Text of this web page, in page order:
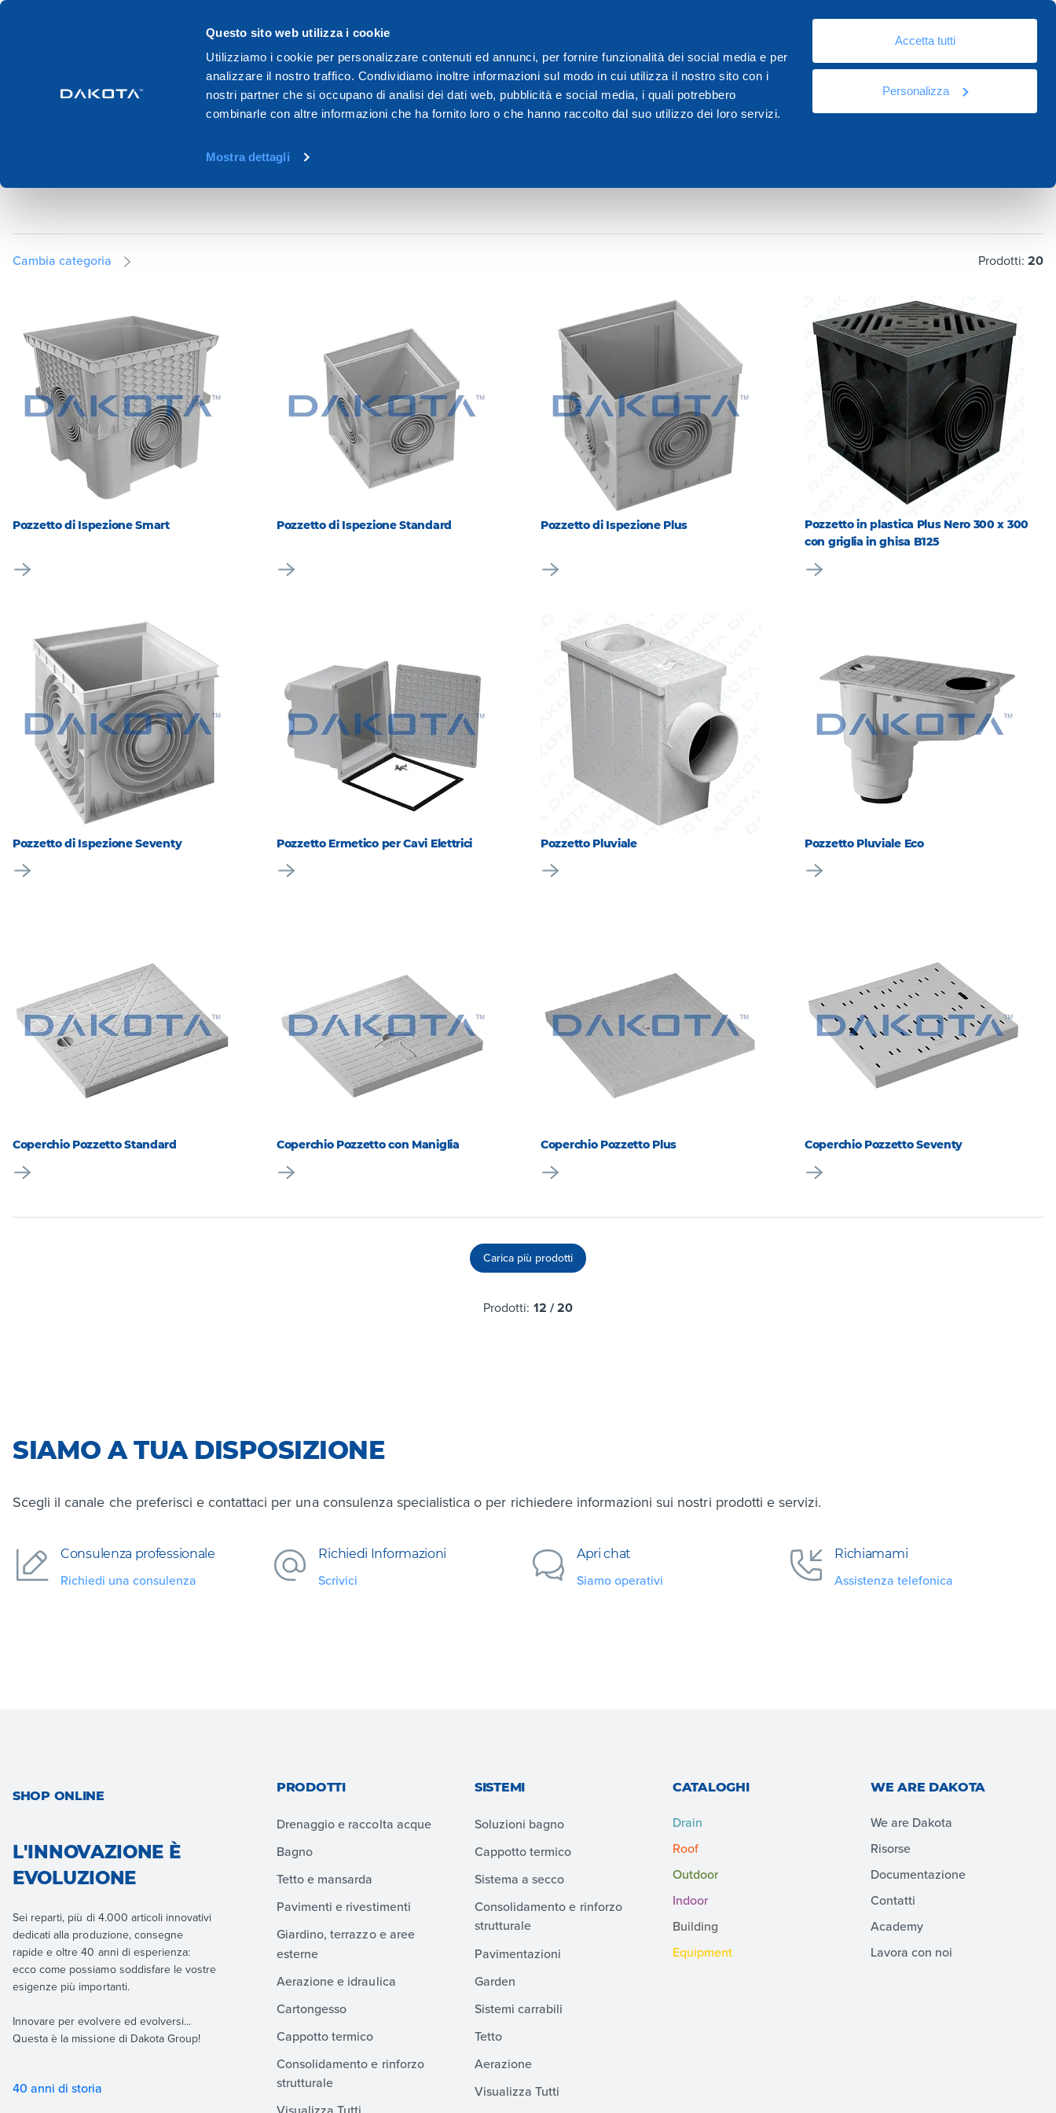
Questo sito web utilizza i cookie
Utilizziamo i cookie per personalizzare contenuti ed annunci, per fornire funzionalità dei social media e per
analizzare il nostro traffico. Condividiamo inoltre informazioni sul modo in cui utilizza il nostro sito con i
nostri partner che si occupano di analisi dei dati web, pubblicità e social media, i quali potrebbero
combinarle con altre informazioni che ha fornito loro o che hanno raccolto dal suo utilizzo dei loro servizi.
Mostra dettagli
Accetta tutti
Personalizza
Prodotti Sistemi Cataloghi Contatti Academy
Prodotti Drenaggio e raccolta acque Pozzetti e coperchi
POZZETTI E COPERCHI
Cambia categoria Prodotti: 20
Pozzetto di Ispezione Smart Pozzetto di Ispezione Standard Pozzetto di Ispezione Plus
Pozzetto in plastica Plus Nero 300 x 300
con griglia in ghisa B125
Pozzetto di Ispezione Seventy Pozzetto Ermetico per Cavi Elettrici Pozzetto Pluviale Pozzetto Pluviale Eco
Coperchio Pozzetto Standard Coperchio Pozzetto con Maniglia Coperchio Pozzetto Plus Coperchio Pozzetto Seventy
Carica più prodotti
Prodotti: 12 /20
SIAMO A TUA DISPOSIZIONE
Scegli il canale che preferisci e contattaci per una consulenza specialistica o per richiedere informazioni sui nostri prodotti e servizi.
Consulenza professionale
Richiedi una consulenza
Richiedi Informazioni
Scrivici
Apri chat
Siamo operativi
Richiamami
Assistenza telefonica
SHOP ONLINE
L'INNOVAZIONE È
EVOLUZIONE
Sei reparti, più di 4.000 articoli innovativi
dedicati alla produzione, consegne
rapide e oltre 40 anni di esperienza:
ecco come possiamo soddisfare le vostre
esigenze più importanti.
Innovare per evolvere ed evolversi...
Questa è la missione di Dakota Group!
40 anni di storia
PRODOTTI
Drenaggio e raccolta acque
Bagno
Tetto e mansarda
Pavimenti e rivestimenti
Giardino, terrazzo e aree
esterne
Aerazione e idraulica
Cartongesso
Cappotto termico
Consolidamento e rinforzo
strutturale
SISTEMI
Soluzioni bagno
Cappotto termico
Sistema a secco
Consolidamento e rinforzo
strutturale
Pavimentazioni
Garden
Sistemi carrabili
Tetto
Aerazione
Visualizza Tutti
CATALOGHI
Drain
Roof
Outdoor
Indoor
Building
Equipment
WE ARE DAKOTA
We are Dakota
Risorse
Documentazione
Contatti
Academy
Lavora con noi